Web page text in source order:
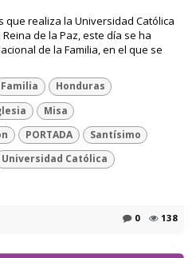
que realiza la Universidad Católica
de la Paz, este día se ha
de la Familia, en el que se
Familia
Honduras
Misa
PORTADA
Santísimo
Universidad Católica
0 138